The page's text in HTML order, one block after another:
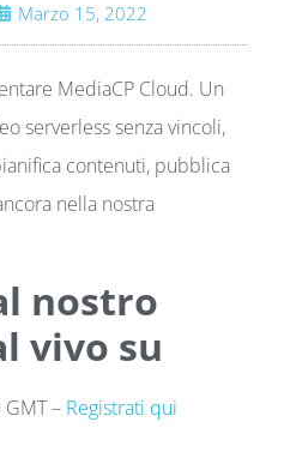
Marzo 15, 2022
MediaCP Cloud. Un
serverless senza vincoli,
contenuti, pubblica
nella nostra
nostro
vivo su
– Registrati qui